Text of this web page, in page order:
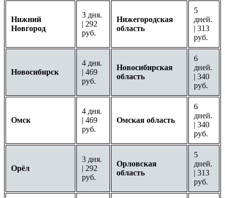
Нижний
Новгород
3 дня.
| 292
руб.
Нижегородская
область
5
дней.
| 313
руб.
Новосибирск
4 дня.
| 469
руб.
Новосибирская
область
6
дней.
| 340
руб.
Омск
4 дня.
| 469
руб.
Омская область
6
дней.
| 340
руб.
Орёл
3 дня.
| 292
руб.
Орловская
область
5
дней.
| 313
руб.